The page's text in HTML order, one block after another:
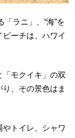
「ラニ」、“海”を
ーチは、ハワイ
モクイキ」の双
、その景色はま
トイレ、シャワ